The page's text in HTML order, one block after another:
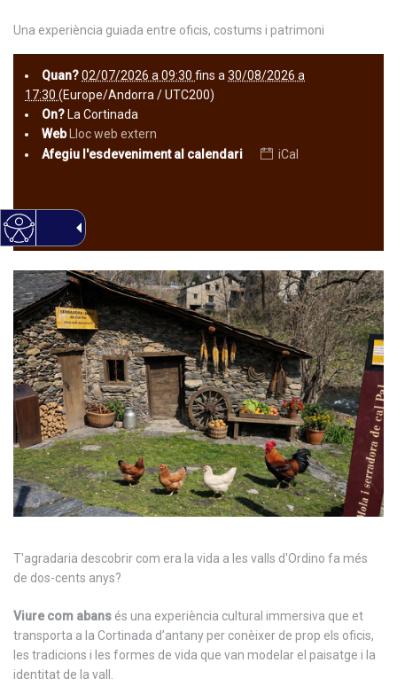
Una experiència guiada entre oficis, costums i patrimoni
Quan?02/07/2026 a 09:30 fins a 30/08/2026 a
17:30 (Europe/Andorra / UTC200)
On? La Cortinada
Web
Lloc web extern
Afegiu l'esdeveniment al calendari
iCal
T'agradaria descobrir com era la vida a les valls d'Ordino fa més
de dos-cents anys?
Viure com abans és una experiència cultural immersiva que et
transporta a la Cortinada d’antany per conèixer de prop els oficis,
les tradicions i les formes de vida que van modelar el paisatge i la
identitat de la vall.